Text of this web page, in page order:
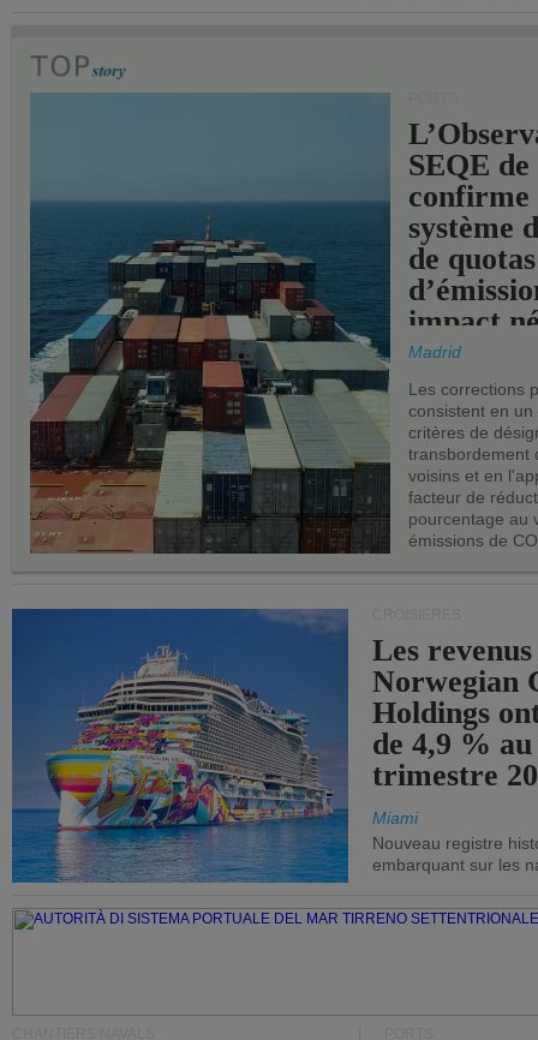
SEQE de
confirme
système
de quotas
impact
les ports
Madrid
Les corrections
consistent en
critères de
transbordement
voisins et en
facteur de
pourcentage au
émissions de
Les
Norwegian
Holdings
de 4,9 %
trimestre
Miami
Nouveau registre
embarquant sur les